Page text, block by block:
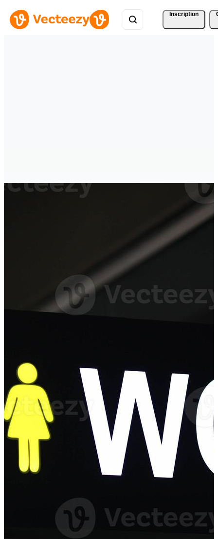
Inscription